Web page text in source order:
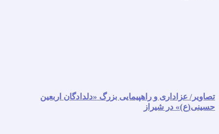
تصاویر/ عزاداری و راهپیمایی بزرگ «دلدادگان اربعین
حسینی(ع)» در شیراز